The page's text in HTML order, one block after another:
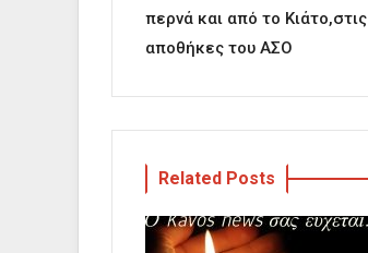
περνά και από το Κιάτο,στις
αποθήκες του ΑΣΟ
Related Posts